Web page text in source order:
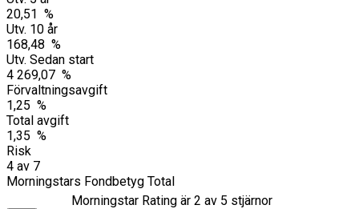
20,51 %
Utv. 10 år
168,48 %
Utv. Sedan start
4 269,07 %
Förvaltningsavgift
1,25 %
Total avgift
1,35 %
Risk
4 av 7
Morningstars Fondbetyg Total
Morningstar Rating är 2 av 5 stjärnor